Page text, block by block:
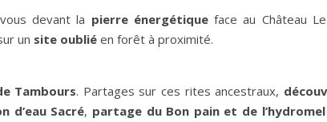
devant la pierre énergétiqueface au Château
un site oublié en forêt à proximité.
Tambours. Partages sur ces rites ancestraux,
d’eau Sacré, partage du Bon pain et de l’hydromel